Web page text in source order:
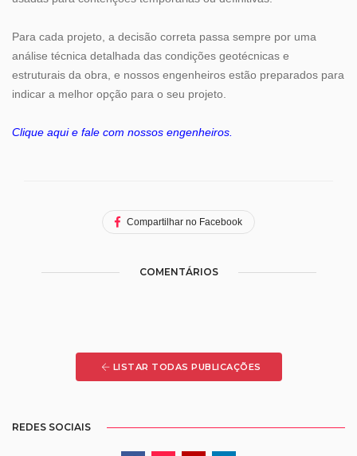
Para cada projeto, a decisão correta passa sempre por uma
análise técnica detalhada das condições geotécnicas e
estruturais da obra, e nossos engenheiros estão preparados para
indicar a melhor opção para o seu projeto.
Clique aqui e fale com nossos engenheiros.
Compartilhar no Facebook
COMENTÁRIOS
LISTAR TODAS PUBLICAÇÕES
REDES SOCIAIS